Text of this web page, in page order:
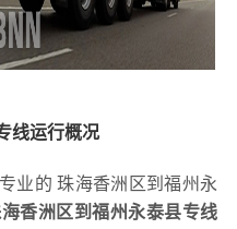
线运行概况
业的 珠海香洲区到福州永
香洲区到福州永泰县专线